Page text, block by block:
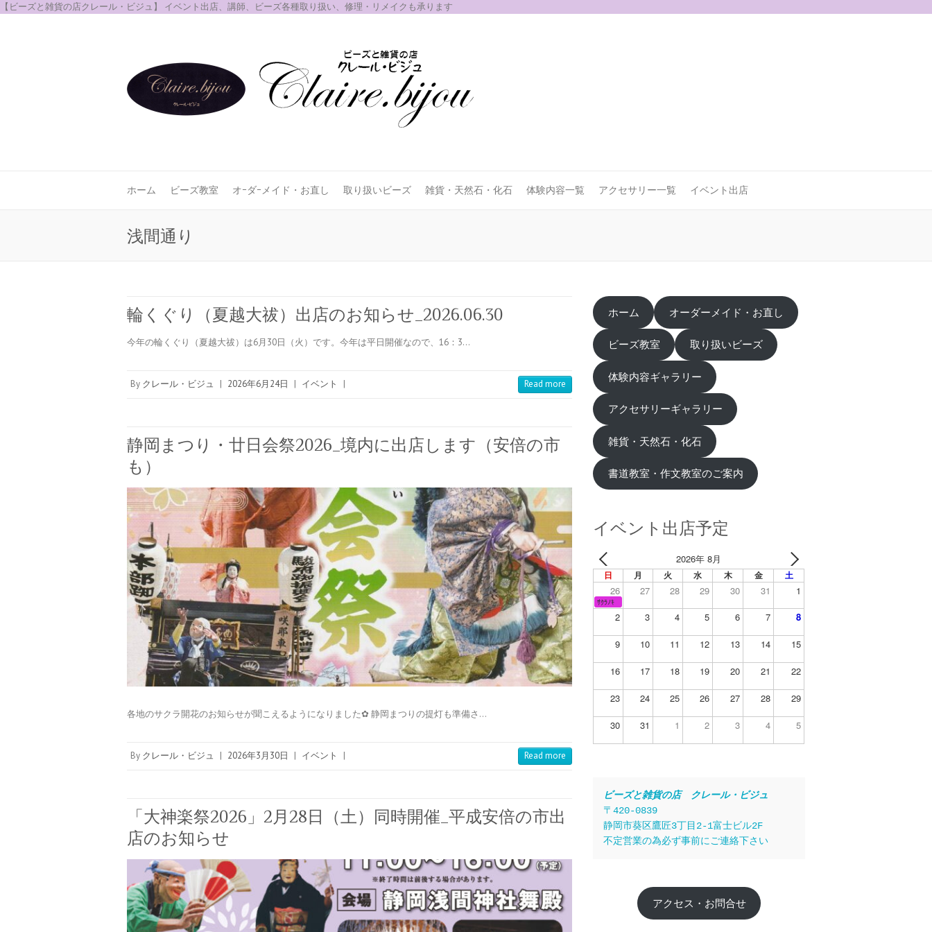
【ビーズと雑貨の店クレール・ビジュ】 イベント出店、講師、ビーズ各種取り扱い、修理・リメイクも承ります
ホーム ビーズ教室 オｰダｰメイド・お直し 取り扱いビーズ 雑貨・天然石・化石 体験内容一覧 アクセサリー一覧 イベント出店
浅間通り
輪くぐり（夏越大祓）出店のお知らせ_2026.06.30
今年の輪くぐり（夏越大祓）は6月30日（火）です。今年は平日開催なので、16：3…
By クレール・ビジュ | 2026年6月24日 | イベント | Read more
静岡まつり・廿日会祭2026_境内に出店します（安倍の市
も）
各地のサクラ開花のお知らせが聞こえるようになりました✿ 静岡まつりの提灯も準備さ…
By クレール・ビジュ | 2026年3月30日 | イベント | Read more
「大神楽祭2026」2月28日（土）同時開催_平成安倍の市出
店のお知らせ
ホーム オーダーメイド・お直し
ビーズ教室 取り扱いビーズ
体験内容ギャラリー
アクセサリーギャラリー
雑貨・天然石・化石
書道教室・作文教室のご案内
イベント出店予定
2026年 8月
日 月 火 水 木 金 土
26 27 28 29 30 31 1
ｻｸﾗﾉｷ
2 3 4 5 6 7 8
9 10 11 12 13 14 15
16 17 18 19 20 21 22
23 24 25 26 27 28 29
30 31 1 2 3 4 5
ビーズと雑貨の店　クレール・ビジュ
〒420-0839
静岡市葵区鷹匠3丁目2-1富士ビル2F
不定営業の為必ず事前にご連絡下さい
アクセス・お問合せ